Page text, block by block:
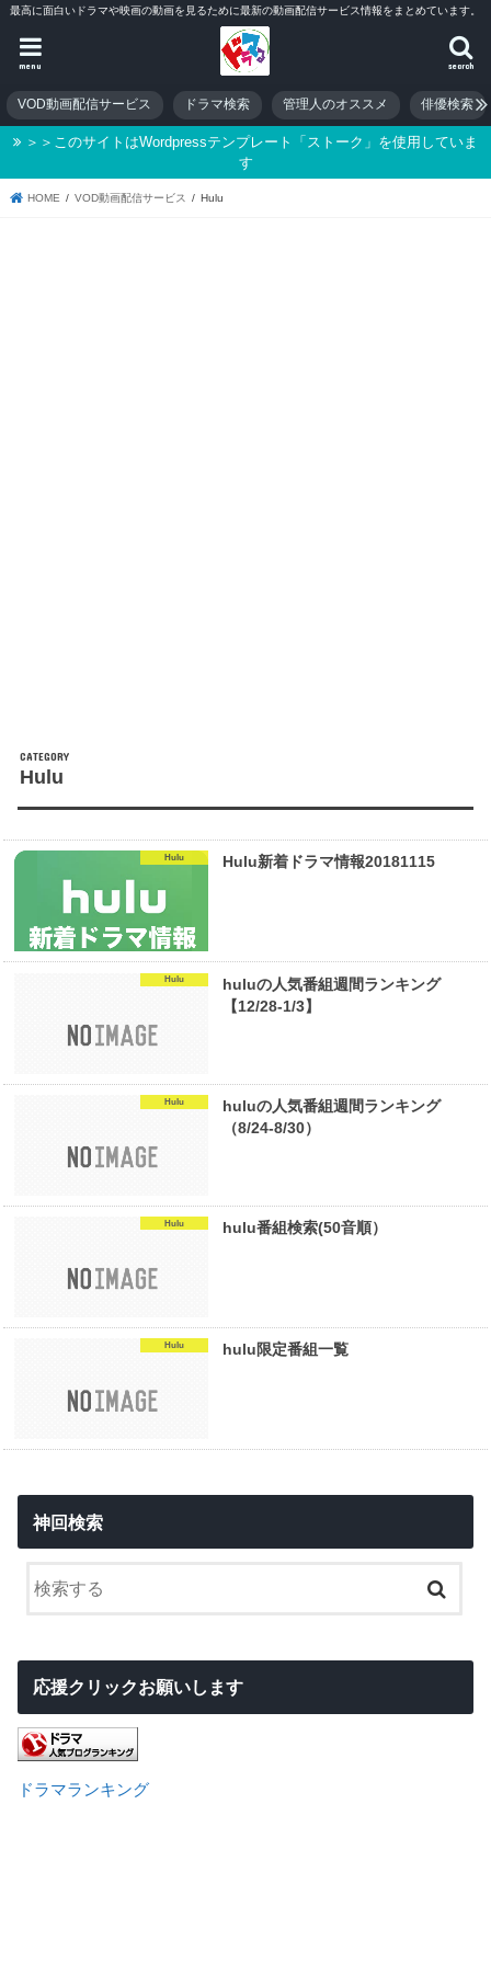
最高に面白いドラマや映画の動画を見るために最新の動画配信サービス情報をまとめています。
search
menu
VOD動画配信サービス ドラマ検索 管理人のオススメ 俳優検索
＞＞このサイトはWordpressテンプレート「ストーク」を使用していま
す
HOME VOD動画配信サービス Hulu
Hulu
Hulu Hulu新着ドラマ情報20181115
Hulu
huluの人気番組週間ランキング
【12/28-1/3】
Hulu
huluの人気番組週間ランキング
（8/24-8/30）
Hulu hulu番組検索(50音順）
Hulu hulu限定番組一覧
神回検索
応援クリックお願いします
ドラマランキング